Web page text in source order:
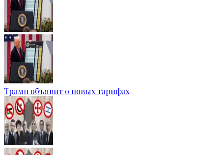
Трамп объявит о новых тарифах